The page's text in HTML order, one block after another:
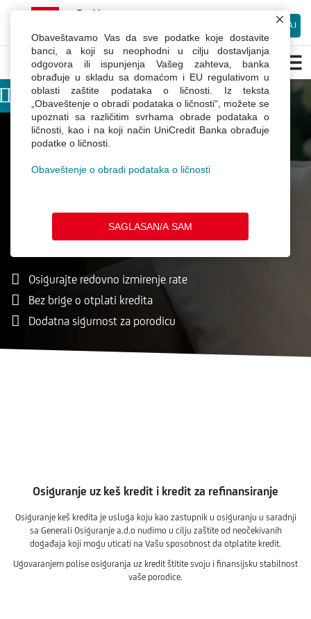
mBanking
Besplatno preuzmite Android aplikaciju
INSTALIRAJ
Osiguranje
kredita
Obaveštavamo Vas da sve podatke koje dostavite
banci, a koji su neophodni u cilju dostavljanja
odgovora ili ispunjenja Vašeg zahteva, banka
obrađuje u skladu sa domaćom i EU regulativom u
oblasti zaštite podataka o ličnosti. Iz teksta
„Obaveštenje o obradi podataka o ličnosti“, možete se
upoznati sa različitim svrhama obrade podataka o
ličnosti, kao i na koji način UniCredit Banka obrađuje
podatke o ličnosti.
Obaveštenje o obradi podataka o ličnosti
SAGLASAN/A SAM
Dobrodošli u Webchat.
Unesite Vaše ime
Budite odgovorni
prema sebi i svojim
najbližima
Osiguranje uz keš kredit
Osigurajte redovno izmirenje rate
Bez brige o otplati kredita
Dodatna sigurnost za porodicu
Osiguranje uz keš kredit i kredit za refinansiranje
Osiguranje keš kredita je usluga koju kao zastupnik u osiguranju u saradnji
sa Generali Osiguranje a.d.o nudimo u cilju zaštite od neočekivanih
događaja koji mogu uticati na Vašu sposobnost da otplatite kredit.
Ugovaranjem polise osiguranja uz kredit štitite svoju i finansijsku stabilnost
vaše porodice.